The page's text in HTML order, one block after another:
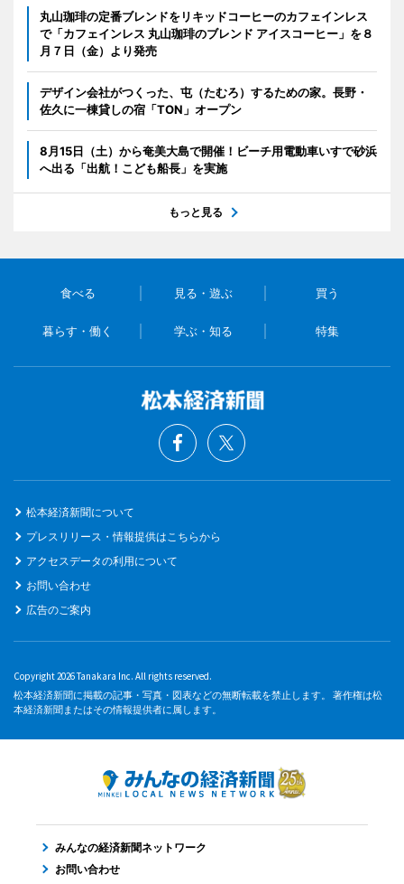
丸山珈琲の定番ブレンドをリキッドコーヒーのカフェインレス
で「カフェインレス 丸山珈琲のブレンド アイスコーヒー」を８
月７日（金）より発売
デザイン会社がつくった、屯（たむろ）するための家。長野・
佐久に一棟貸しの宿「TON」オープン
8月15日（土）から奄美大島で開催！ビーチ用電動車いすで砂浜
へ出る「出航！こども船長」を実施
もっと見る
食べる 見る・遊ぶ 買う
暮らす・働く 学ぶ・知る 特集
松本経済新聞について
プレスリリース・情報提供はこちらから
アクセスデータの利用について
お問い合わせ
広告のご案内
Copyright 2026 Tanakara Inc. All rights reserved.
松本経済新聞に掲載の記事・写真・図表などの無断転載を禁止します。 著作権は松
本経済新聞またはその情報提供者に属します。
みんなの経済新聞ネットワーク
お問い合わせ